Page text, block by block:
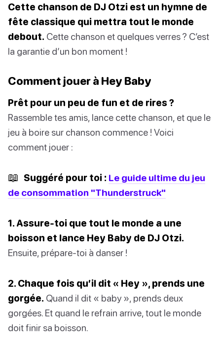
Cette chanson de DJ Otzi est un hymne de
fête classique qui mettra tout le monde
debout. Cette chanson et quelques verres ? C’est
la garantie d’un bon moment !
Comment jouer à Hey Baby
Prêt pour un peu de fun et de rires ?
Rassemble tes amis, lance cette chanson, et que le
jeu à boire sur chanson commence ! Voici
comment jouer :
📖 Suggéré pour toi : Le guide ultime du jeu
de consommation "Thunderstruck"
1. Assure-toi que tout le monde a une
boisson et lance Hey Baby de DJ Otzi.
Ensuite, prépare-toi à danser !
2. Chaque fois qu’il dit « Hey », prends une
gorgée. Quand il dit « baby », prends deux
gorgées. Et quand le refrain arrive, tout le monde
doit finir sa boisson.